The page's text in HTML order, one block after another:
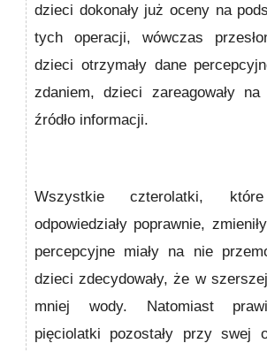
dzieci dokonały już oceny na
tych operacji, wówczas
dzieci otrzy­mały dane
zdaniem, dzieci zarea­gowały
źródło informacji.
Wszystkie czterolatki,
odpowiedziały poprawnie,
percepcyjne miały na nie
dzieci zdecydowały, że w
mniej wody. Natomiast
pięciolatki pozostały przy swej